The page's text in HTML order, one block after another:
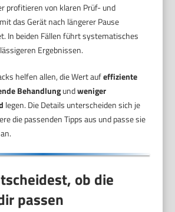
profitieren von klaren Prüf- und
das Gerät nach längerer Pause
In beiden Fällen führt systematisches
Ergebnissen.
helfen allen, die Wert aufeffiziente
Behandlungundweniger
legen. Die Details unterscheiden sich je
die passenden Tipps aus und passe sie
ob die
passen